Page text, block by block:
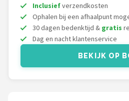
Rozemeijer
Gamakatsu
Mikado
Inclusiefverzendkosten
Ophalen bij een afhaalpunt
30 dagen bedenktijd & gratis
Dag en nacht klantenservice
BEKIJK OP